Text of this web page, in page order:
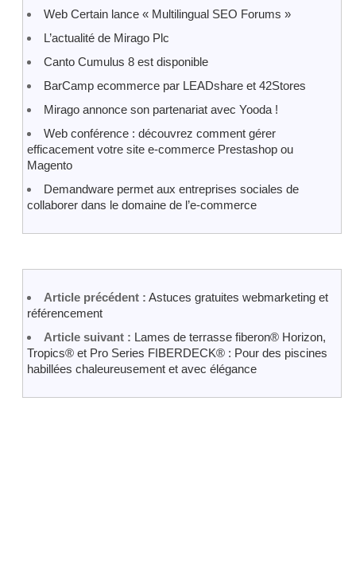
Web Certain lance « Multilingual SEO Forums »
L’actualité de Mirago Plc
Canto Cumulus 8 est disponible
BarCamp ecommerce par LEADshare et 42Stores
Mirago annonce son partenariat avec Yooda !
Web conférence : découvrez comment gérer
efficacement votre site e-commerce Prestashop ou
Magento
Demandware permet aux entreprises sociales de
collaborer dans le domaine de l’e-commerce
Article précédent : Astuces gratuites webmarketing et
référencement
Article suivant : Lames de terrasse fiberon® Horizon,
Tropics® et Pro Series FIBERDECK® : Pour des piscines
habillées chaleureusement et avec élégance